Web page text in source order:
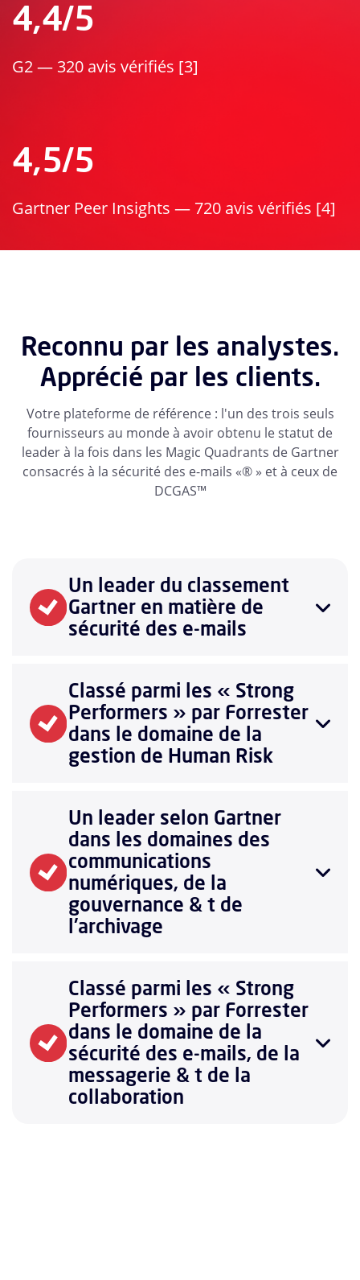
4,4/5
G2 — 320 avis vérifiés [3]
4,5/5
Gartner Peer Insights — 720 avis vérifiés [4]
Reconnu par les analystes.
Apprécié par les clients.
Votre plateforme de référence : l'un des trois seuls
fournisseurs au monde à avoir obtenu le statut de
leader à la fois dans les Magic Quadrants de Gartner
consacrés à la sécurité des e-mails «® » et à ceux de
DCGAS™
Un leader du classement
Gartner en matière de
sécurité des e-mails
Classé parmi les « Strong
Performers » par Forrester
dans le domaine de la
gestion de Human Risk
Un leader selon Gartner
dans les domaines des
communications
numériques, de la
gouvernance & t de
l'archivage
Classé parmi les « Strong
Performers » par Forrester
dans le domaine de la
sécurité des e-mails, de la
messagerie & t de la
collaboration